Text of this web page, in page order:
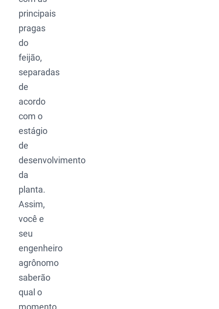
principais
pragas
do
feijão,
separadas
de
acordo
com o
estágio
de
desenvolvimento
da
planta.
Assim,
você e
seu
engenheiro
agrônomo
saberão
qual o
momento